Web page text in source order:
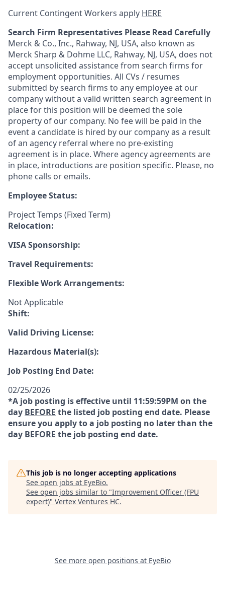
Current Contingent Workers apply HERE
Search Firm Representatives Please Read Carefully
Merck & Co., Inc., Rahway, NJ, USA, also known as
Merck Sharp & Dohme LLC, Rahway, NJ, USA, does not
accept unsolicited assistance from search firms for
employment opportunities. All CVs / resumes
submitted by search firms to any employee at our
company without a valid written search agreement in
place for this position will be deemed the sole
property of our company. No fee will be paid in the
event a candidate is hired by our company as a result
of an agency referral where no pre-existing
agreement is in place. Where agency agreements are
in place, introductions are position specific. Please, no
phone calls or emails.
Employee Status:
Project Temps (Fixed Term)
Relocation:
VISA Sponsorship:
Travel Requirements:
Flexible Work Arrangements:
Not Applicable
Shift:
Valid Driving License:
Hazardous Material(s):
Job Posting End Date:
02/25/2026
*A job posting is effective until 11:59:59PM on the
day BEFORE the listed job posting end date. Please
ensure you apply to a job posting no later than the
day BEFORE the job posting end date.
This job is no longer accepting applications
See open jobs at EyeBio.
See open jobs similar to "Improvement Officer (FPU
expert)" Vertex Ventures HC.
See more open positions at EyeBio